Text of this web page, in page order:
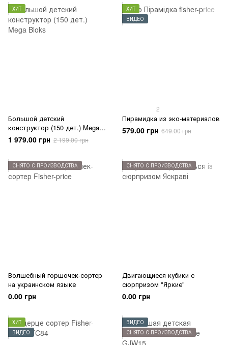
ХИТ
Большой детский
конструктор (150 дет.) Mega
Bloks
1 979.00 грн 2 199.00 грн
ХИТ
ВИДЕО
2
Пирамидка из эко-материалов
579.00 грн 649.00 грн
СНЯТО С ПРОИЗВОДСТВА
Волшебный горшочек-сортер
на украинском языке
0.00 грн
СНЯТО С ПРОИЗВОДСТВА
Двигающиеся кубики с
сюрпризом "Яркие"
0.00 грн
ХИТ
ВИДЕО
ВИДЕО
СНЯТО С ПРОИЗВОДСТВА